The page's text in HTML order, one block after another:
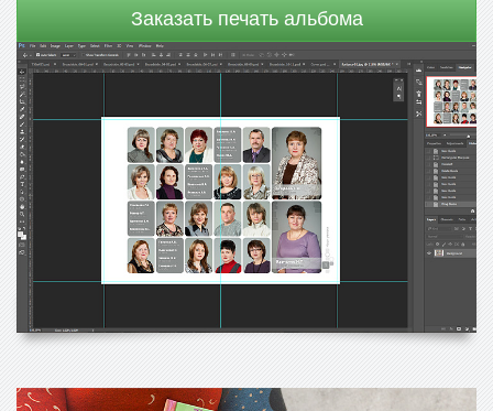
Заказать печать альбома